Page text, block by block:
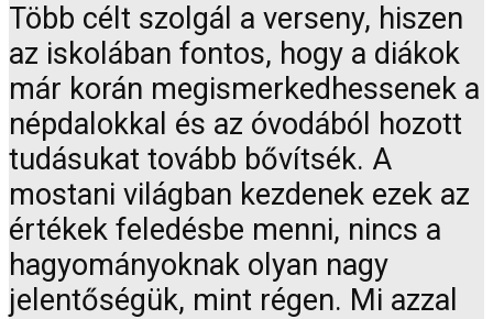
Több célt szolgál a verseny, hiszen
az iskolában fontos, hogy a diákok
már korán megismerkedhessenek a
népdalokkal és az óvodából hozott
tudásukat tovább bővítsék. A
mostani világban kezdenek ezek az
értékek feledésbe menni, nincs a
hagyományoknak olyan nagy
jelentőségük, mint régen. Mi azzal